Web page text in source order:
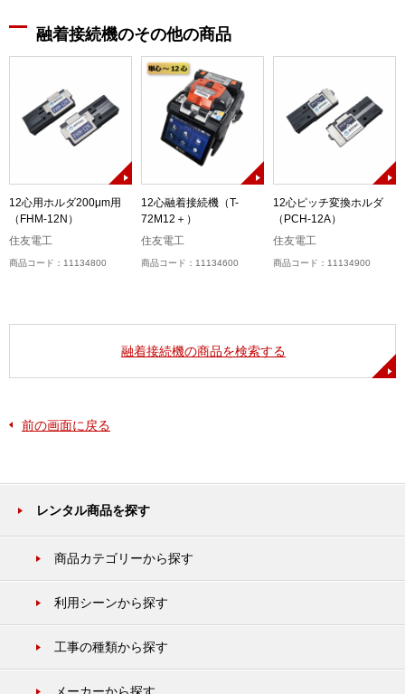
融着接続機のその他の商品
12心用ホルダ200μm用
（FHM-12N）
住友電工
商品コード：11134800
12心融着接続機（T-
72M12＋）
住友電工
商品コード：11134600
12心ピッチ変換ホルダ
（PCH-12A）
住友電工
商品コード：11134900
融着接続機の商品を検索する
前の画面に戻る
レンタル商品を探す
商品カテゴリーから探す
利用シーンから探す
工事の種類から探す